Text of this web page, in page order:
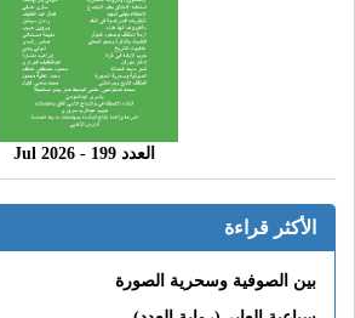
العدد 199 - 2026 Jul
الأكثر قراءة
بين الصوفية وسحرية الصورة